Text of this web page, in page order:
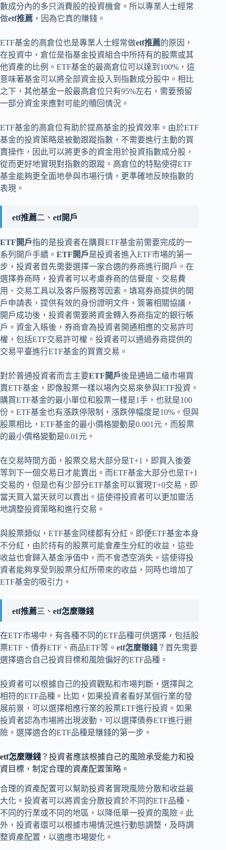
數成分內的多只消費股的投資機會。所以專業人士經常
做etf推薦 ，因為它真的賺錢。
ETF基金的高倉位也是專業人士經常做etf推薦的原因，
在投資中，倉位是指基金投資組合中所持有的股票或其
他資產的比例。ETF基金的最高倉位可以達到100%，這
意味著基金可以將全部資金投入到指數成分股中。相比
之下，其他基金一般最高倉位只有95%左右，需要預留
一部分資金來應對可能的贖回情況。
ETF基金的高倉位有助於提高基金的投資效率。由於ETF
基金的投資策略是被動跟蹤指數，不需要進行主動的買
賣操作，因此可以將更多的資金用於投資指數成分股，
從而更好地實現對指數的跟蹤。高倉位的特點使得ETF
基金能夠更全面地參與市場行情，更準確地反映指數的
表現。
etf推薦二、 etf開戶
ETF開戶指的是投資者在購買ETF基金前需要完成的一
系列開戶手續。 ETF開戶是投資者進入ETF市場的第一
步，投資者首先需要選擇一家合適的券商進行開戶。在
選擇券商時，投資者可以考慮券商的信譽度、交易費
用、交易工具以及客戶服務等因素。填寫券商提供的開
戶申請表，提供有效的身份證明文件，簽署相關協議，
開戶成功後，投資者需要將資金轉入券商指定的銀行帳
戶。資金入賬後，券商會為投資者開通相應的交易許可
權，包括ETF交易許可權。投資者可以通過券商提供的
交易平臺進行ETF基金的買賣交易。
對於普通投資者而言主要ETF開戶後是通過二級市場買
賣ETF基金，即像股票一樣以場內交易來參與ETF投資。
購買ETF基金的最小單位和股票一樣是1手，也就是100
份。ETF基金也有漲跌停限制，漲跌停幅度是10%。但與
股票相比，ETF基金的最小價格變動是0.001元，而股票
的最小價格變動是0.01元。
在交易時間方面，股票交易大部分是T+1，即買入後要
等到下一個交易日才能賣出。而ETF基金大部分也是T+1
交易的，但是也有少部分ETF基金可以實現T+0交易，即
當天買入當天就可以賣出。這使得投資者可以更加靈活
地調整投資策略和進行交易。
與股票類似，ETF基金同樣都有分紅。即便ETF基金本身
不分紅，由於持有的股票可能會產生分紅的收益，這些
收益也會歸入基金淨值中，而不會憑空消失。這使得投
資者能夠享受到股票分紅所帶來的收益，同時也增加了
ETF基金的吸引力。
etf推薦三、 etf怎麼賺錢
在ETF市場中，有各種不同的ETF品種可供選擇，包括股
票ETF、債券ETF、商品ETF等。 etf怎麼賺錢 ？首先需要
選擇適合自己投資目標和風險偏好的ETF品種。
投資者可以根據自己的投資觀點和市場判斷，選擇與之
相符的ETF品種。比如，如果投資者看好某個行業的發
展前景，可以選擇相應行業的股票ETF進行投資。如果
投資者認為市場將出現波動，可以選擇債券ETF進行避
險。選擇適合的ETF品種是賺錢的第一步。
etf怎麼賺錢 ？投資者應該根據自己的風險承受能力和投
資目標，制定合理的資產配置策略。
合理的資產配置可以幫助投資者實現風險分散和收益最
大化。投資者可以將資金分散投資於不同的ETF品種、
不同的行業或不同的地區，以降低單一投資的風險。此
外，投資者還可以根據市場情況進行動態調整，及時調
整資產配置，以適應市場變化。